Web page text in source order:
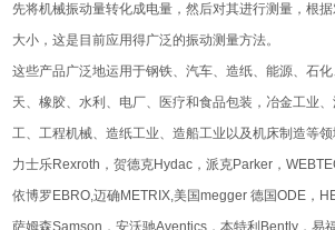
先将机械振动量转化成电量，然后对其进行测量，根
大小，这是目前应用得广泛的振动测量方法。
这些产品广泛地运用于钢铁、汽车、造纸、能源、石
天、橡胶、水利、电厂、医疗和食品包装，冶金工业
工、工程机械、造纸工业、造船工业以及机床制造等
力士乐Rexroth，贺德克Hydac，派克Parker，
依博罗EBRO,迈确METRIX,美国megger 德国ODE，
萨姆森Samson，安沃驰Aventics，本特利Bently，易